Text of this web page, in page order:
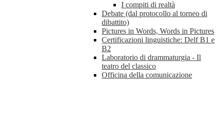
I compiti di realtà
Debate (dal protocollo al torneo di
dibattito)
Pictures in Words, Words in Pictures
Certificazioni linguistiche: Delf B1 e
B2
Laboratorio di drammaturgia - Il
teatro del classico
Officina della comunicazione